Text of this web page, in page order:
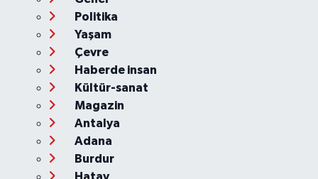
Politika
Yaşam
Çevre
Haberde insan
Kültür-sanat
Magazin
Antalya
Adana
Burdur
Hatay